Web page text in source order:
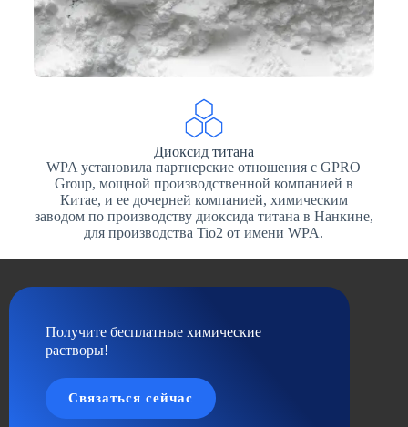
Диоксид титана
WPA установила партнерские отношения с GPRO
Group, мощной производственной компанией в
Китае, и ее дочерней компанией, химическим
заводом по производству диоксида титана в Нанкине,
для производства Tio2 от имени WPA.
Получите бесплатные химические
растворы!
Связаться сейчас